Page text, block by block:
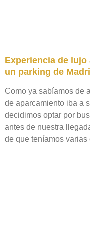
Experiencia de
un parking de
Como ya sabíamos de
de aparcamiento iba a
decidimos optar por
antes de nuestra
de que teníamos